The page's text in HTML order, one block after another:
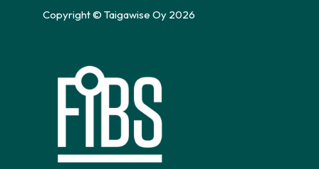
Copyright © Taigawise Oy 2026